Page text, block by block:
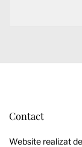
Contact
Website realizat de